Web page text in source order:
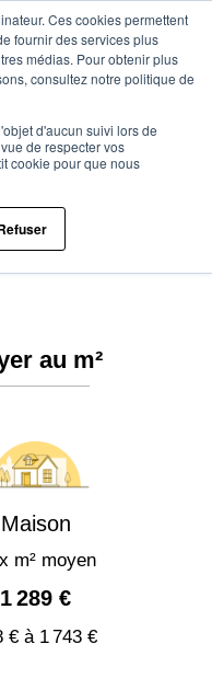
Ces cookies permettent
fournir des services plus
médias. Pour obtenir plus
consultez notre politique de
d'aucun suivi lors de
de respecter vos
cookie pour que nous
Lot Saint-Projet (46300)
à Saint-
2026
au m²
Maison
m² moyen
1 289 €
€ à 1 743 €